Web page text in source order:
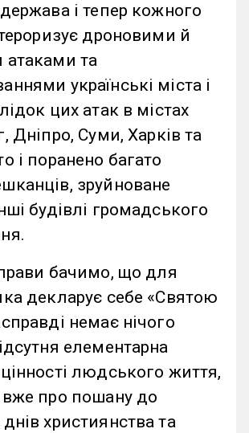
і тепер кожного
дроновими й
атаками та
українські міста і
цих атак в містах
Дніпро, Суми, Харків та
і поранено багато
зруйноване
будівлі громадського
бачимо, що для
декларує себе «Святою
немає нічого
елементарна
людського життя,
про пошану до
християнства та